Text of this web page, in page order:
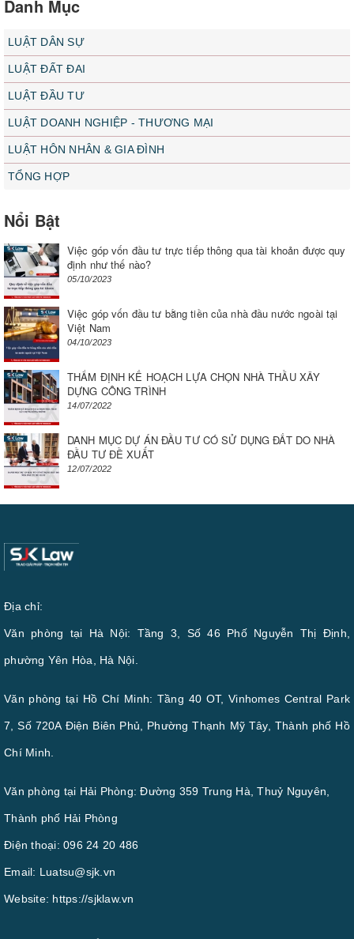
Danh Mục
LUẬT DÂN SỰ
LUẬT ĐẤT ĐAI
LUẬT ĐẦU TƯ
LUẬT DOANH NGHIỆP - THƯƠNG MẠI
LUẬT HÔN NHÂN & GIA ĐÌNH
TỔNG HỢP
Nổi Bật
Việc góp vốn đầu tư trực tiếp thông qua tài khoản được quy
định như thế nào?
05/10/2023
Việc góp vốn đầu tư bằng tiền của nhà đầu nước ngoài tại
Việt Nam
04/10/2023
THẨM ĐỊNH KẾ HOẠCH LỰA CHỌN NHÀ THẦU XÂY
DỰNG CÔNG TRÌNH
14/07/2022
DANH MỤC DỰ ÁN ĐẦU TƯ CÓ SỬ DỤNG ĐẤT DO NHÀ
ĐẦU TƯ ĐỀ XUẤT
12/07/2022
Địa chỉ:
Văn phòng tại Hà Nội: Tầng 3, Số 46 Phố Nguyễn Thị Định,
phường Yên Hòa, Hà Nội.
Văn phòng tại Hồ Chí Minh: Tầng 40 OT, Vinhomes Central Park
7, Số 720A Điện Biên Phủ, Phường Thạnh Mỹ Tây, Thành phố Hồ
Chí Minh.
Văn phòng tại Hải Phòng: Đường 359 Trung Hà, Thuỷ Nguyên,
Thành phố Hải Phòng
Điện thoại: 096 24 20 486
Email: Luatsu@sjk.vn
Website: https://sjklaw.vn